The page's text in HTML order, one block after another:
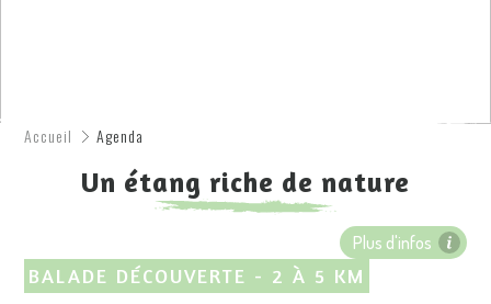
Accueil Agenda
Un étang riche de nature
BALADE DÉCOUVERTE - 2 À 5 KM
Plus d'infos